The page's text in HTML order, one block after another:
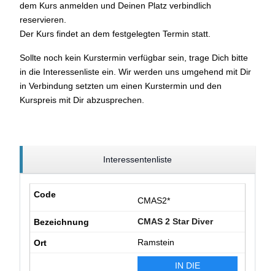
dem Kurs anmelden und Deinen Platz verbindlich
reservieren.
Der Kurs findet an dem festgelegten Termin statt.
Sollte noch kein Kurstermin verfügbar sein, trage Dich bitte
in die Interessenliste ein. Wir werden uns umgehend mit Dir
in Verbindung setzten um einen Kurstermin und den
Kurspreis mit Dir abzusprechen.
Interessentenliste
CMAS2*
CMAS 2 Star Diver
Ramstein
IN DIE